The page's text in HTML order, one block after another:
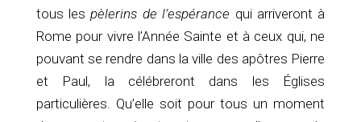
tous les pèlerins de l’espérance qui arriveront à
Rome pour vivre l’Année Sainte et à ceux qui, ne
pouvant se rendre dans la ville des apôtres Pierre
et Paul, la célébreront dans les Églises
particulières. Qu’elle soit pour tous un moment